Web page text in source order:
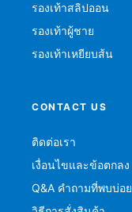
รองเท้าสลิปออน
รองเท้าผู้ชาย
รองเท้าเหยียบส้น
CONTACT US
ติดต่อเรา
เงื่อนไขและข้อตกลง
Q&A คำถามที่พบบ่อย